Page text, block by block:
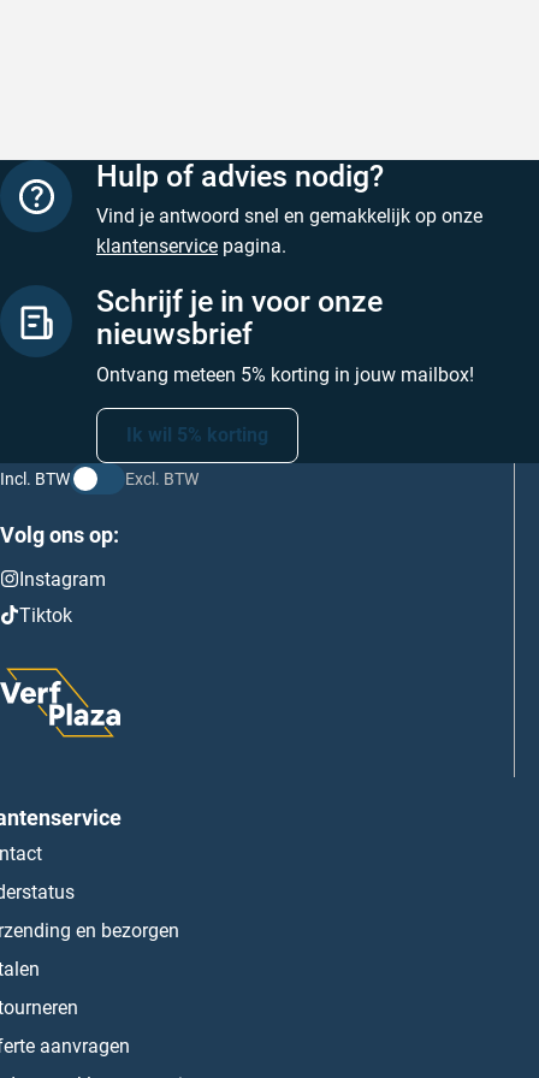
Hulp of advies nodig?
Vind je antwoord snel en gemakkelijk op onze
klantenservice pagina.
Schrijf je in voor onze
nieuwsbrief
Ontvang meteen 5% korting in jouw mailbox!
Ik wil 5% korting
Incl. BTW Excl. BTW
Volg ons op:
Instagram
Tiktok
en bezorgen
aanvragen